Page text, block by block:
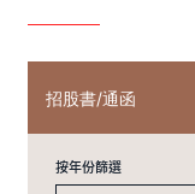
招股書/通函
按年份篩選